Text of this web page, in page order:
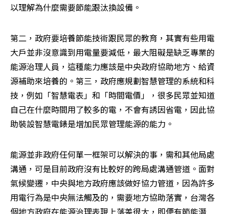
以理解為什麼需要節能跟汰換設備。
第二，政府要培養節能技術跟民眾的教育，其實有些用電
大戶並非沒意識到用電量要減低，最大阻礙是缺乏專業的
能源治理人員，這種能力應該是中央政府協助地方、給資
源補助來培養的。第三，政府應規劃智慧管理的系統和科
技，例如「智慧電表」和「時間電價」，很多民眾並知道
自己在什麼時間用了較多的電，不會有誘因省電，因此協
助裝設智慧電錶是增加民眾管理能源的能力。
能源並非政府任何單一框架可以解決的事，需和其他局處
溝通，可是目前政府沒有比較好的跨局處溝通管道。面對
氣候變遷，中央與地方政府應該做好協力管道，因為許多
用電行為是中央無法觸及的，需要地方協助落實，台灣各
個地方政府在能源治理表現上落差很大，即便有節能潛